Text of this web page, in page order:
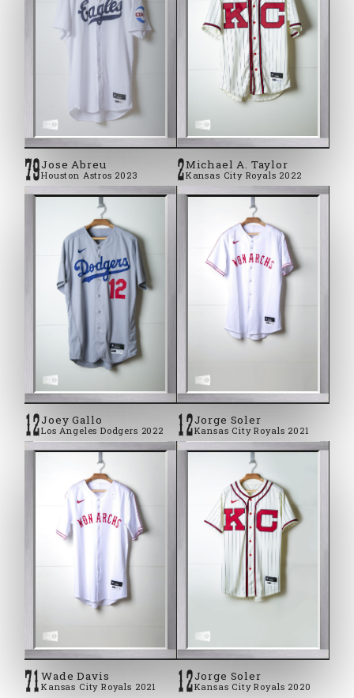
79Jose Abreu
Houston Astros 2023
2023 #79 Jose Abreu Houston Astros
2Michael A. Taylor
Kansas City Royals 2022
2022 #2 Michael A. Taylor
Kansas City Royals
12Joey Gallo
Los Angeles Dodgers 2022
2022 #12 Joey Gallo Los Angeles Dodgers
12Jorge Soler
Kansas City Royals 2021
2021 #12 Jorge Soler Kansas
City Royals
71Wade Davis
Kansas City Royals 2021 12Jorge Soler
Kansas City Royals 2020